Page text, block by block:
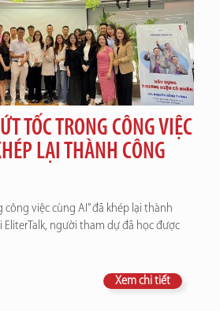
TỐC TRONG CÔNG VIỆC
LẠI THÀNH CÔNG
công việc cùng AI” đã khép lại thành
người tham dự đã học được
Xem chi tiết